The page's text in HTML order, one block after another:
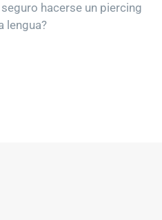
seguro hacerse un piercing
lengua?